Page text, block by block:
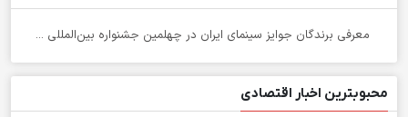
معرفی برندگان جوایز سینمای ایران در چهلمین جشنواره بین‌المللی ...
محبوبترین اخبار اقتصادی